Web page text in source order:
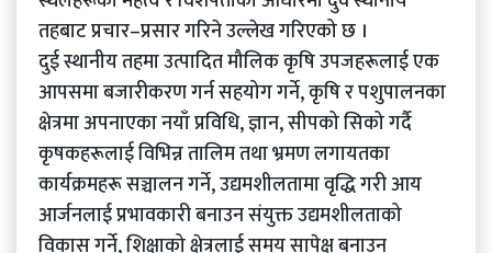
तहबाट प्रचार–प्रसार गरिने उल्लेख गरिएको छ ।
दुई स्थानीय तहमा उत्पादित मौलिक कृषि उपजहरूलाई एक
आपसमा बजारीकरण गर्न सहयोग गर्ने, कृषि र पशुपालनका
क्षेत्रमा अपनाएका नयाँ प्रविधि, ज्ञान, सीपको सिको गर्दै
कृषकहरूलाई विभिन्न तालिम तथा भ्रमण लगायतका
कार्यक्रमहरू सञ्चालन गर्ने, उद्यमशीलतामा वृद्धि गरी आय
आर्जनलाई प्रभावकारी बनाउन संयुक्त उद्यमशीलताको